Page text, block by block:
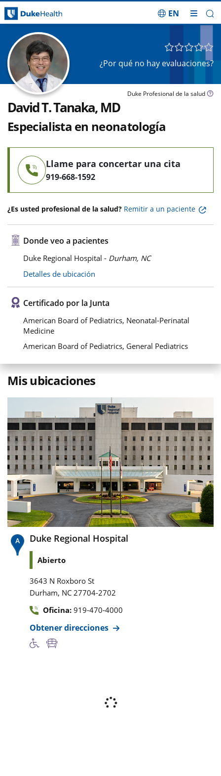
EN
¿Por qué no hay evaluaciones?
Duke Profesional de la salud
David T. Tanaka, MD
Especialista en neonatología
Llame para concertar una cita
919-668-1592
¿Es usted profesional de la salud? Remitir a un paciente
Donde veo a pacientes
Duke Regional Hospital - Durham, NC
Detalles de ubicación
Certificado por la Junta
American Board of Pediatrics, Neonatal-Perinatal
Medicine
American Board of Pediatrics, General Pediatrics
Mis ubicaciones
Duke Regional Hospital
Abierto
3643 N Roxboro St
Durham, NC 27704-2702
Oficina: 919-470-4000
Obtener direcciones